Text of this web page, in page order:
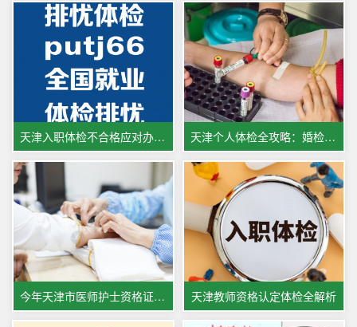
天津入职体检不合格应对办法与天津体检部分医院如何做体检 天津个人体检全攻略：婚检孕检与健康体检指南
今年天津市医师护士资格证体检公告 天津教师资格认定体检全解析